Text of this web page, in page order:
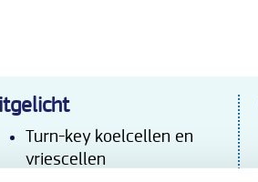
Turn-key koelcellen en
vriescellen